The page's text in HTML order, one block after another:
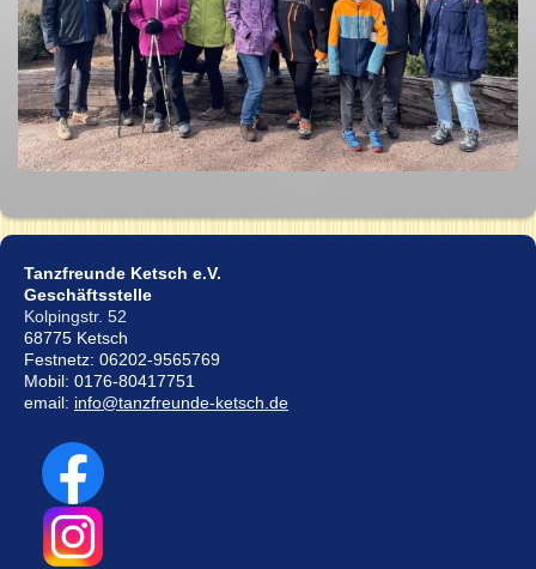
Tanzfreunde Ketsch e.V.
Geschäftsstelle
Kolpingstr. 52
68775 Ketsch
Festnetz: 06202-9565769
Mobil: 0176-80417751
email: info@tanzfreunde-ketsch.de